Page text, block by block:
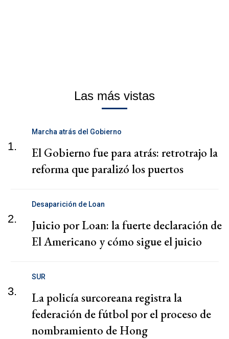
Las más vistas
1.
Marcha atrás del Gobierno
El Gobierno fue para atrás: retrotrajo la
reforma que paralizó los puertos
2.
Desaparición de Loan
Juicio por Loan: la fuerte declaración de
El Americano y cómo sigue el juicio
3.
SUR
La policía surcoreana registra la
federación de fútbol por el proceso de
nombramiento de Hong